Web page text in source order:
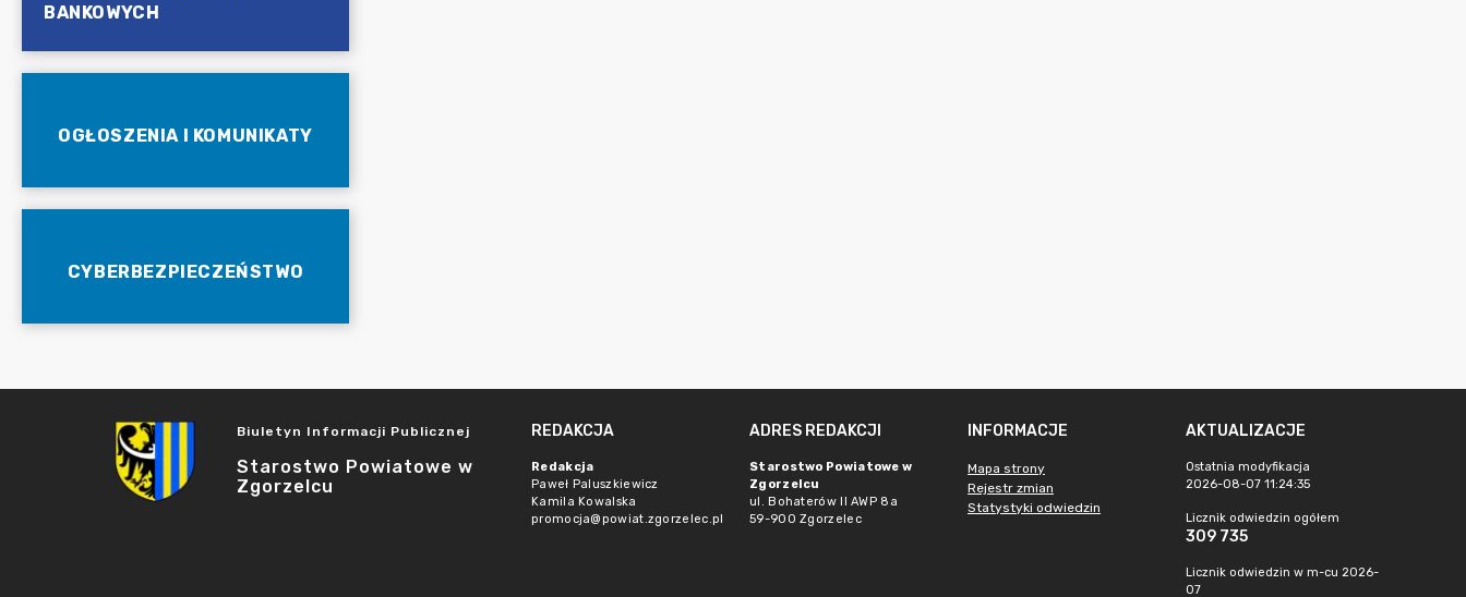
BANKOWYCH
OGŁOSZENIA I KOMUNIKATY
CYBERBEZPIECZEŃSTWO
Biuletyn Informacji Publicznej
Starostwo Powiatowe w
Zgorzelcu
REDAKCJA
Redakcja
Paweł Paluszkiewicz
Kamila Kowalska
promocja@powiat.zgorzelec.pl
ADRES REDAKCJI
Starostwo Powiatowe w
Zgorzelcu
ul. Bohaterów II AWP 8a
59-900 Zgorzelec
INFORMACJE
Mapa strony
Rejestr zmian
Statystyki odwiedzin
AKTUALIZACJE
Ostatnia modyfikacja
2026-08-07 11:24:35
Licznik odwiedzin ogółem
309 735
Licznik odwiedzin w m-cu 2026-
07